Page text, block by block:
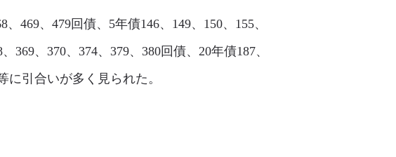
469、479回債、5年債146、149、150、155、
369、370、374、379、380回債、20年債187、
に引合いが多く見られた。